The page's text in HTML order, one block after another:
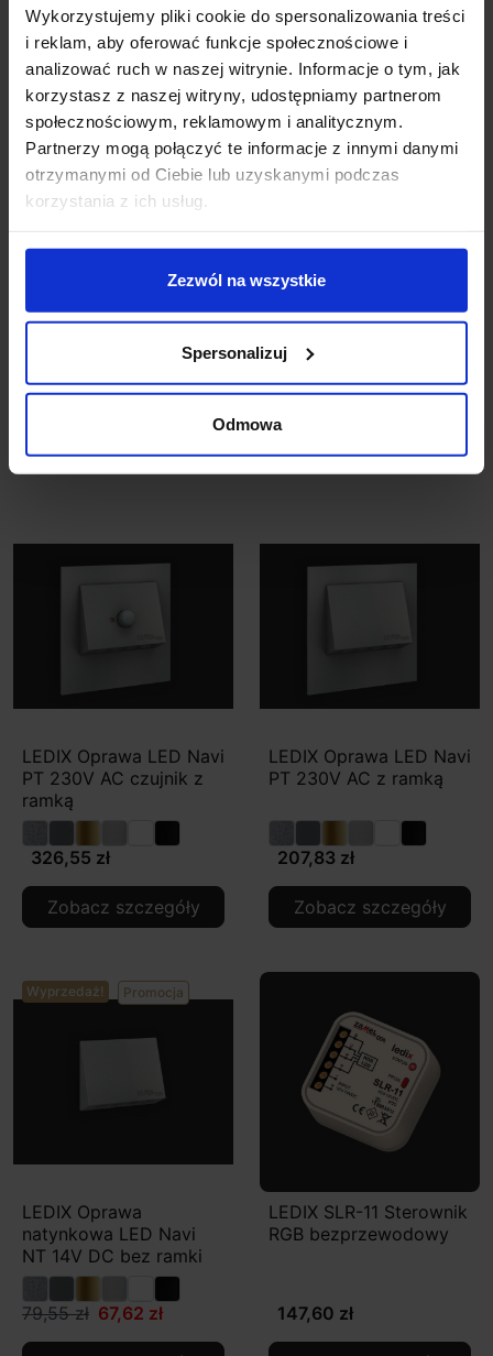
Wykorzystujemy pliki cookie do spersonalizowania treści
i reklam, aby oferować funkcje społecznościowe i
analizować ruch w naszej witrynie. Informacje o tym, jak
korzystasz z naszej witryny, udostępniamy partnerom
społecznościowym, reklamowym i analitycznym.
Partnerzy mogą połączyć te informacje z innymi danymi
otrzymanymi od Ciebie lub uzyskanymi podczas
korzystania z ich usług.
Zezwól na wszystkie
Spersonalizuj
Odmowa
Zobacz także
Wyprzedaż! Promocja
natynkowa Navi NT 14V
121,83 zł 103,56 zł
Zobacz szczegóły
PT 14V DC czujnik z
ramką
286,67 zł
Zobacz szczegóły
LEDIX Oprawa LED Navi
PT 230V AC czujnik z
ramką
326,55 zł
Zobacz szczegóły
LEDIX Oprawa LED Navi
PT 230V AC z ramką
207,83 zł
Zobacz szczegóły
Wyprzedaż! Promocja
LEDIX Oprawa
natynkowa LED Navi
NT 14V DC bez ramki
79,55 zł 67,62 zł
LEDIX SLR-11 Sterownik
RGB bezprzewodowy
147,60 zł